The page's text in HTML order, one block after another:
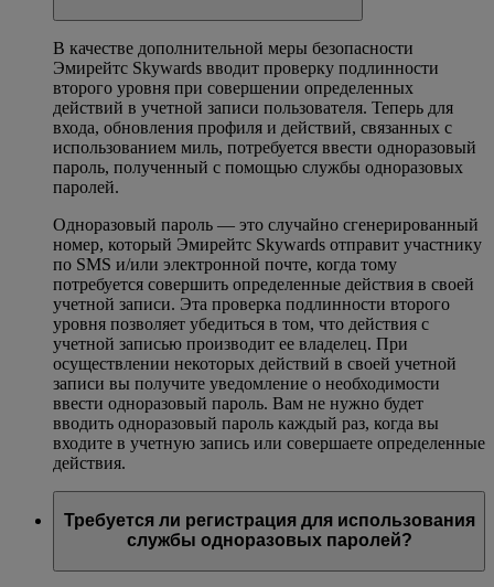
В качестве дополнительной меры безопасности
Эмирейтс Skywards вводит проверку подлинности
второго уровня при совершении определенных
действий в учетной записи пользователя. Теперь для
входа, обновления профиля и действий, связанных с
использованием миль, потребуется ввести одноразовый
пароль, полученный с помощью службы одноразовых
паролей.
Одноразовый пароль — это случайно сгенерированный
номер, который Эмирейтс Skywards отправит участнику
по SMS и/или электронной почте, когда тому
потребуется совершить определенные действия в своей
учетной записи. Эта проверка подлинности второго
уровня позволяет убедиться в том, что действия с
учетной записью производит ее владелец. При
осуществлении некоторых действий в своей учетной
записи вы получите уведомление о необходимости
ввести одноразовый пароль. Вам не нужно будет
вводить одноразовый пароль каждый раз, когда вы
входите в учетную запись или совершаете определенные
действия.
Требуется ли регистрация для использования
службы одноразовых паролей?